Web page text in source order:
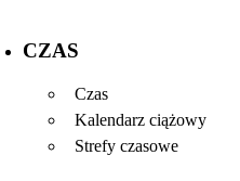
CZAS
Czas
Kalendarz ciążowy
Strefy czasowe